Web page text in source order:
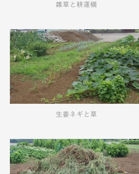
雑草と耕運機
生姜ネギと草